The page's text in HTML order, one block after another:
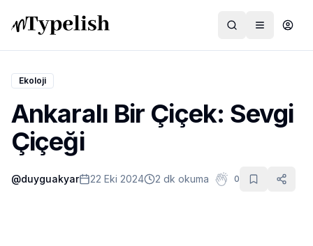
Dünya
Film ve Dizi
Kültür ve Sanat
Ekoloji
Ankaralı Bir Çiçek: Sevgi
Çiçeği
@duyguakyar 22 Eki 2024 2 dk okuma 0